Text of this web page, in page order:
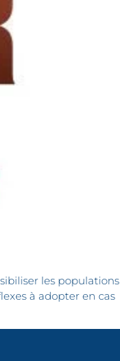
les populations
à adopter en cas